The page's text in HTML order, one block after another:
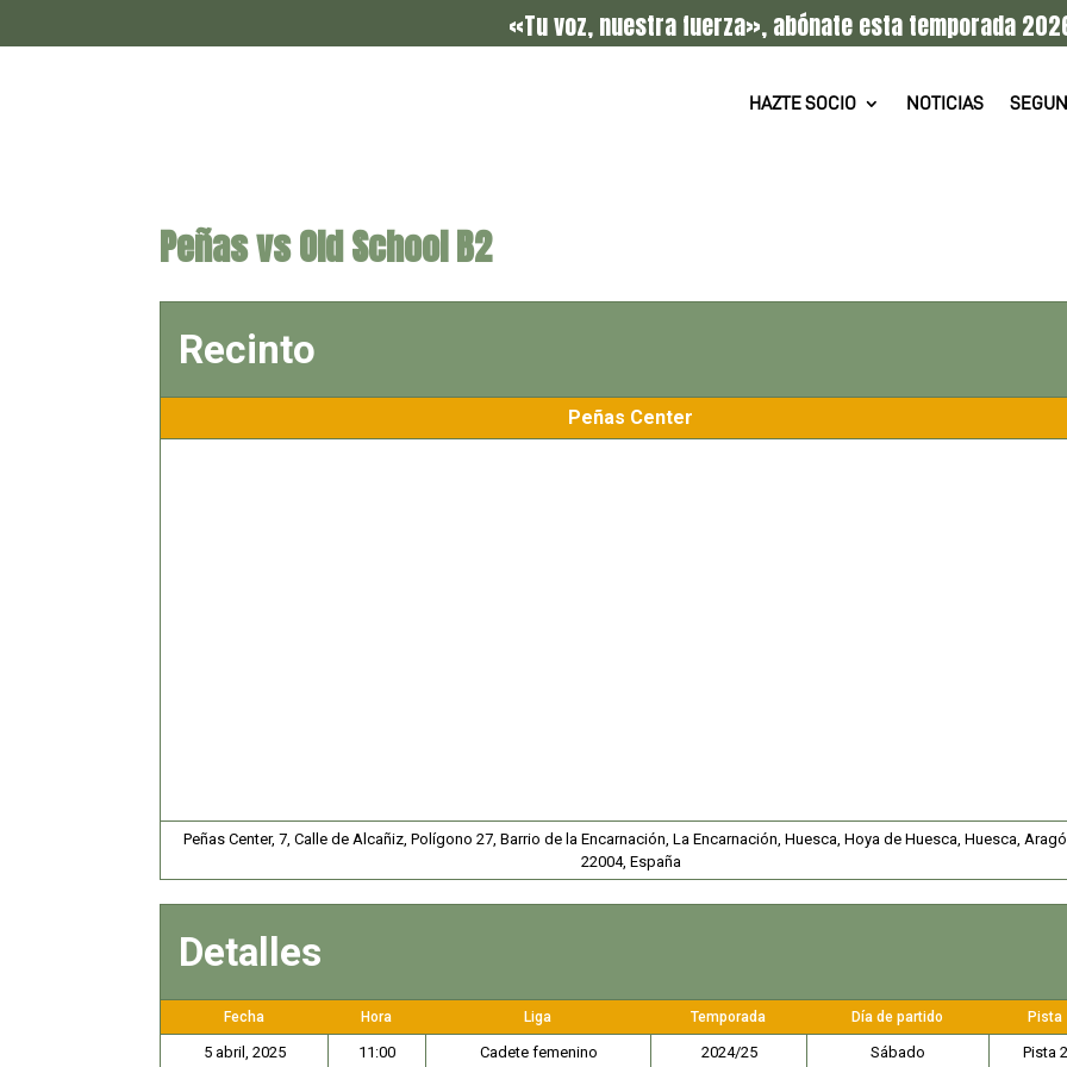
«Tu voz, nuestra fuerza», abónate esta temporada
HAZTE SOCIO NOTICIAS
Peñas vs Old School B2
Recinto
Peñas Center
Peñas Center, 7, Calle de Alcañiz, Polígono 27, Barrio de la Encarnación, La Encarnación, Huesca, Hoya de Huesca, Huesca,
22004, España
Detalles
Fecha Hora Liga Temporada Día de partido Pista
5 abril, 2025 11:00 Cadete femenino 2024/25 Sábado Pista 2